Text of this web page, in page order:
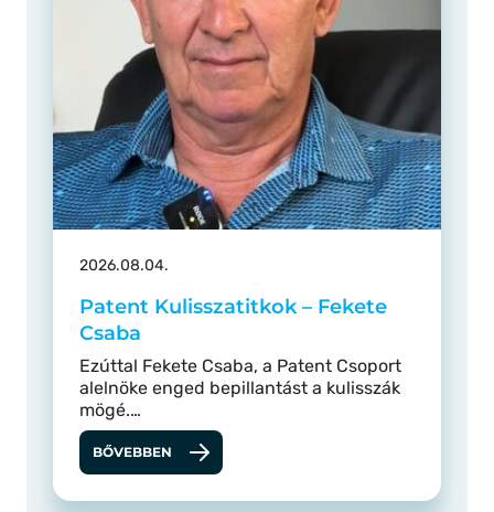
2026.08.04.
Patent Kulisszatitkok – Fekete
Csaba
Ezúttal Fekete Csaba, a Patent Csoport
alelnöke enged bepillantást a kulisszák
mögé.…
BŐVEBBEN